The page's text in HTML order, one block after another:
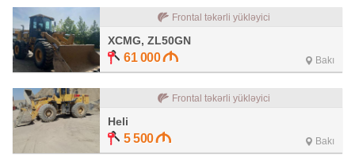
Frontal təkərli yükləyici
XCMG, ZL50GN
61 000 Bakı
Frontal təkərli yükləyici
Heli
5 500 Bakı